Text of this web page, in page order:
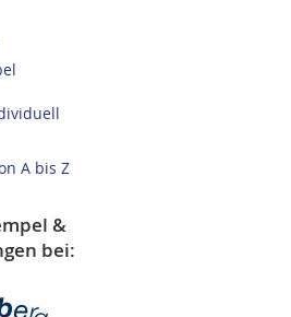
A bis Z
&
bei: